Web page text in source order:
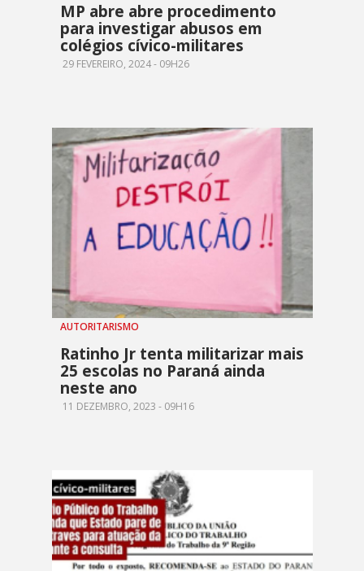
MP abre abre procedimento
para investigar abusos em
colégios cívico-militares
29 FEVEREIRO, 2024 - 09H26
AUTORITARISMO
Ratinho Jr tenta militarizar mais
25 escolas no Paraná ainda
neste ano
11 DEZEMBRO, 2023 - 09H16